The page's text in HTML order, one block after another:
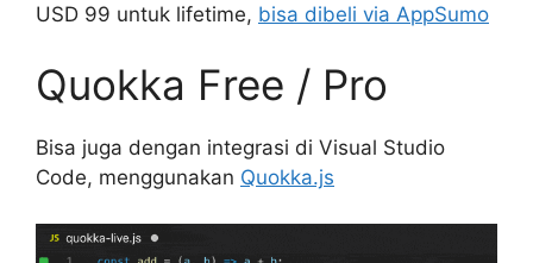
USD 99 untuk lifetime, bisa dibeli via AppSumo
Quokka Free / Pro
Bisa juga dengan integrasi di Visual Studio
Code, menggunakan Quokka.js